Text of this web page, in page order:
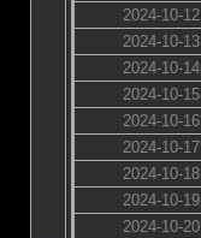
2024-10-12
2024-10-13
2024-10-14
2024-10-15
2024-10-16
2024-10-17
2024-10-18
2024-10-19
2024-10-20